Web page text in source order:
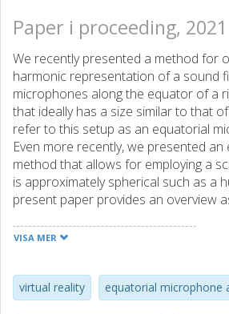
Paper i proceeding, 2021
We recently presented a method for
harmonic representation of a sound
microphones along the equator of a
that ideally has a size similar to that
refer to this setup as an equatorial
Even more recently, we presented
method that allows for employing a
is approximately spherical such as a
present paper provides an overview
instrumental evaluation based on the
methods for a variety of scenarios.
VISA MER
virtual reality equatorial microphone